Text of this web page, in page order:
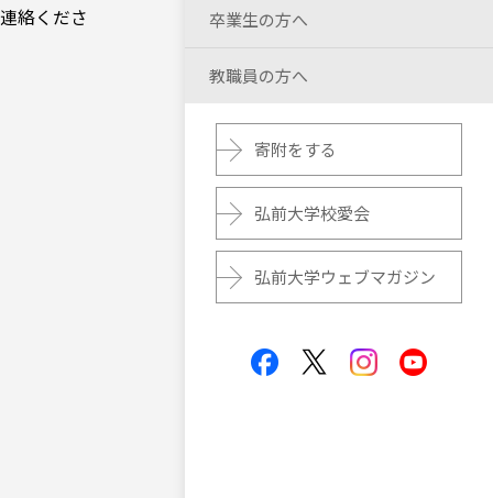
絡くださ
卒業生の方へ
教職員の方へ
寄附をする
弘前大学校愛会
弘前大学ウェブマガジン